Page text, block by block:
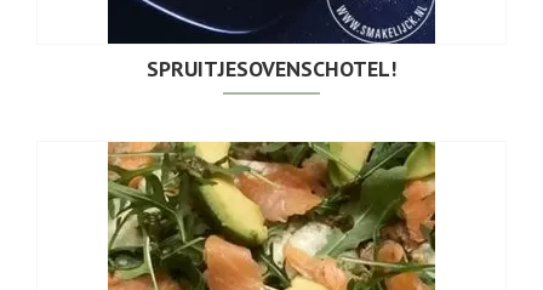
SPRUITJESOVENSCHOTEL!